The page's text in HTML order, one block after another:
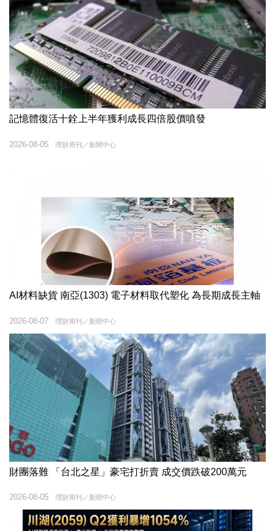
記憶體復活十銓上半年獲利成長四倍股價噴發
理財周刊／新聞中心
2026-08-05
AI材料缺貨 南亞(1303) 電子材料取代塑化 為長期成長主軸
理財周刊／新聞中心
2026-08-07
財團落難 「台北之星」豪宅打折賣 成交價跌破200萬元
理財周刊／新聞中心
2026-08-05